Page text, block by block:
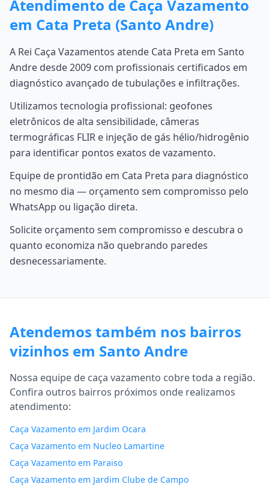
Atendimento de Caça Vazamento
em Cata Preta (Santo Andre)
A Rei Caça Vazamentos atende Cata Preta em Santo
Andre desde 2009 com profissionais certificados em
diagnóstico avançado de tubulações e infiltrações.
Utilizamos tecnologia profissional: geofones
eletrônicos de alta sensibilidade, câmeras
termográficas FLIR e injeção de gás hélio/hidrogênio
para identificar pontos exatos de vazamento.
Equipe de prontidão em Cata Preta para diagnóstico
no mesmo dia — orçamento sem compromisso pelo
WhatsApp ou ligação direta.
Solicite orçamento sem compromisso e descubra o
quanto economiza não quebrando paredes
desnecessariamente.
Atendemos também nos bairros
vizinhos em Santo Andre
Nossa equipe de caça vazamento cobre toda a região.
Confira outros bairros próximos onde realizamos
atendimento:
Caça Vazamento em Jardim Ocara
Caça Vazamento em Nucleo Lamartine
Caça Vazamento em Paraiso
Caça Vazamento em Jardim Clube de Campo